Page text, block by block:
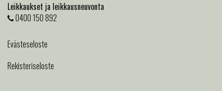
Leikkaukset ja leikkausneuvonta
0400 150 892
Evästeseloste
Rekisteriseloste